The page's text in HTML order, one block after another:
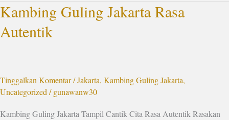
Kambing Guling Jakarta Rasa
Autentik
Tinggalkan Komentar/Jakarta, Kambing Guling Jakarta,
Uncategorized /gunawanw30
Kambing Guling Jakarta Tampil Cantik Cita Rasa Autentik Rasakan
Kambing
Guling
Jakarta